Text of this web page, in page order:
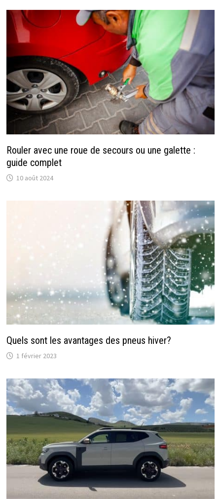
Rouler avec une roue de secours ou une galette :
guide complet
10 août 2024
Quels sont les avantages des pneus hiver?
1 février 2023